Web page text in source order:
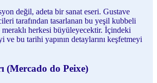
değil, adeta bir sanat eseri. Gustave
tarafından tasarlanan bu yeşil kubbeli
meraklı herkesi büyüleyecektir. İçindeki
ve bu tarihi yapının detaylarını keşfetmeyi
(Mercado do Peixe)